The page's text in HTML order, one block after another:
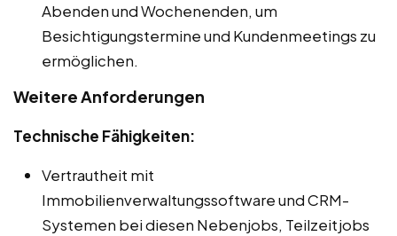
Abenden und Wochenenden, um
Besichtigungstermine und Kundenmeetings zu
ermöglichen.
Weitere Anforderungen
Technische Fähigkeiten:
Vertrautheit mit
Immobilienverwaltungssoftware und CRM-
Systemen bei diesen Nebenjobs, Teilzeitjobs